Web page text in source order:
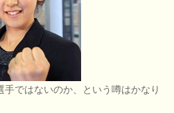
手ではないのか、という噂はかなり